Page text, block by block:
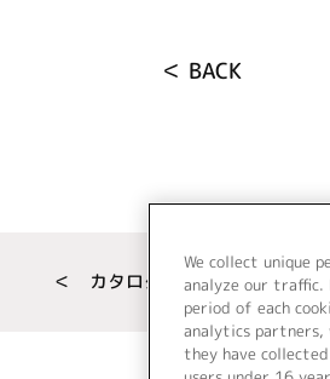
＜ BACK
＜ カタログサイト トップペー
We collect unique
analyze our traffic.
period of each
analytics
they have